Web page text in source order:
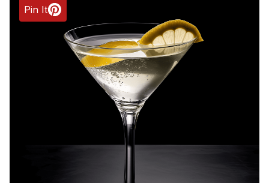
Pin It